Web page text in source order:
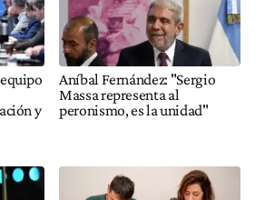
y
Aníbal Fernández: "Sergio
Massa representa al
peronismo, es la unidad"